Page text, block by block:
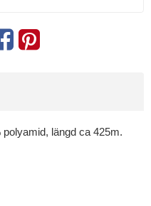
längd ca 425m.